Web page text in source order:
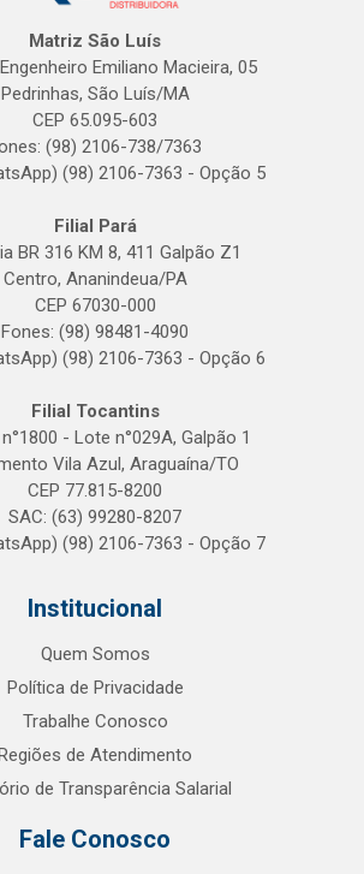
Matriz São Luís
Emiliano Macieira, 05
Pedrinhas, São Luís/MA
CEP 65.095-603
(98) 2106-738/7363
(98) 2106-7363 - Opção 5
Filial Pará
BR 316 KM 8, 411 Galpão Z1
Centro, Ananindeua/PA
CEP 67030-000
Fones: (98) 98481-4090
(98) 2106-7363 - Opção 6
Filial Tocantins
n°1800 - Lote n°029A, Galpão 1
Vila Azul, Araguaína/TO
CEP 77.815-8200
SAC: (63) 99280-8207
(98) 2106-7363 - Opção 7
Institucional
Quem Somos
Política de Privacidade
Trabalhe Conosco
Regiões de Atendimento
de Transparência Salarial
Fale Conosco